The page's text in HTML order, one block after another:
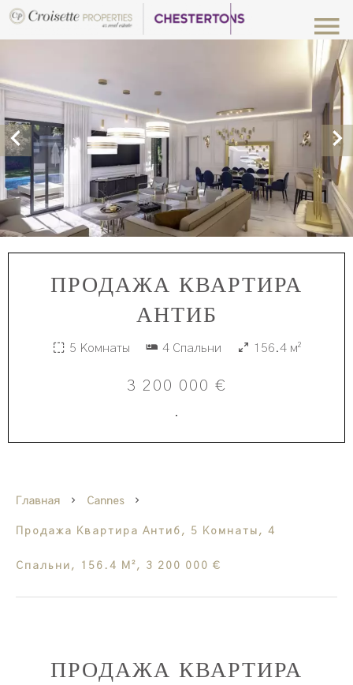
ПРОДАЖА КВАРТИРА
АНТИБ
5 Комнаты 4 Спальни 156.4 м²
3 200 000 €
·
Главная Cannes
Продажа Квартира Антиб, 5 Комнаты, 4
Спальни, 156.4 М², 3 200 000 €
ПРОДАЖА КВАРТИРА